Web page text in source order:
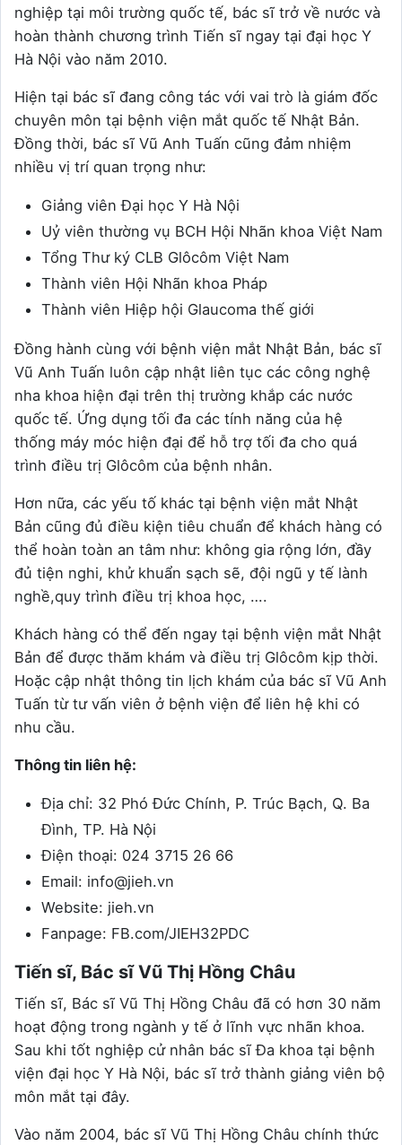
nghiệp tại môi trường quốc tế, bác sĩ trở về nước và
hoàn thành chương trình Tiến sĩ ngay tại đại học Y
Hà Nội vào năm 2010.
Hiện tại bác sĩ đang công tác với vai trò là giám đốc
chuyên môn tại bệnh viện mắt quốc tế Nhật Bản.
Đồng thời, bác sĩ Vũ Anh Tuấn cũng đảm nhiệm
nhiều vị trí quan trọng như:
Giảng viên Đại học Y Hà Nội
Uỷ viên thường vụ BCH Hội Nhãn khoa Việt Nam
Tổng Thư ký CLB Glôcôm Việt Nam
Thành viên Hội Nhãn khoa Pháp
Thành viên Hiệp hội Glaucoma thế giới
Đồng hành cùng với bệnh viện mắt Nhật Bản, bác sĩ
Vũ Anh Tuấn luôn cập nhật liên tục các công nghệ
nha khoa hiện đại trên thị trường khắp các nước
quốc tế. Ứng dụng tối đa các tính năng của hệ
thống máy móc hiện đại để hỗ trợ tối đa cho quá
trình điều trị Glôcôm của bệnh nhân.
Hơn nữa, các yếu tố khác tại bệnh viện mắt Nhật
Bản cũng đủ điều kiện tiêu chuẩn để khách hàng có
thể hoàn toàn an tâm như: không gia rộng lớn, đầy
đủ tiện nghi, khử khuẩn sạch sẽ, đội ngũ y tế lành
nghề,quy trình điều trị khoa học, ….
Khách hàng có thể đến ngay tại bệnh viện mắt Nhật
Bản để được thăm khám và điều trị Glôcôm kịp thời.
Hoặc cập nhật thông tin lịch khám của bác sĩ Vũ Anh
Tuấn từ tư vấn viên ở bệnh viện để liên hệ khi có
nhu cầu.
Thông tin liên hệ:
Địa chỉ: 32 Phó Đức Chính, P. Trúc Bạch, Q. Ba
Đình, TP. Hà Nội
Điện thoại: 024 3715 26 66
Email: info@jieh.vn
Website: jieh.vn
Fanpage: FB.com/JIEH32PDC
Tiến sĩ, Bác sĩ Vũ Thị Hồng Châu
Tiến sĩ, Bác sĩ Vũ Thị Hồng Châu đã có hơn 30 năm
hoạt động trong ngành y tế ở lĩnh vực nhãn khoa.
Sau khi tốt nghiệp cử nhân bác sĩ Đa khoa tại bệnh
viện đại học Y Hà Nội, bác sĩ trở thành giảng viên bộ
môn mắt tại đây.
Vào năm 2004, bác sĩ Vũ Thị Hồng Châu chính thức